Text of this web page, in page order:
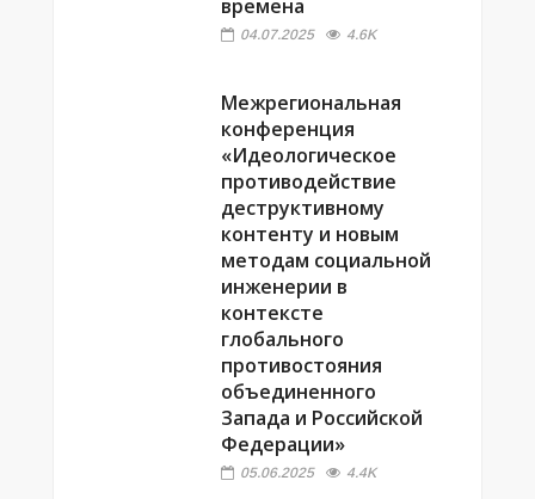
времена
04.07.2025 4.6K
Межрегиональная
конференция
«Идеологическое
противодействие
деструктивному
контенту и новым
методам социальной
инженерии в
контексте
глобального
противостояния
объединенного
Запада и Российской
Федерации»
05.06.2025 4.4K